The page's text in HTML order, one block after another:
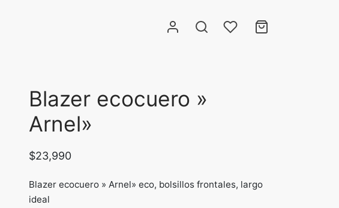
Blazer ecocuero »
Arnel»
$23,990
Blazer ecocuero » Arnel» eco, bolsillos frontales, largo
ideal